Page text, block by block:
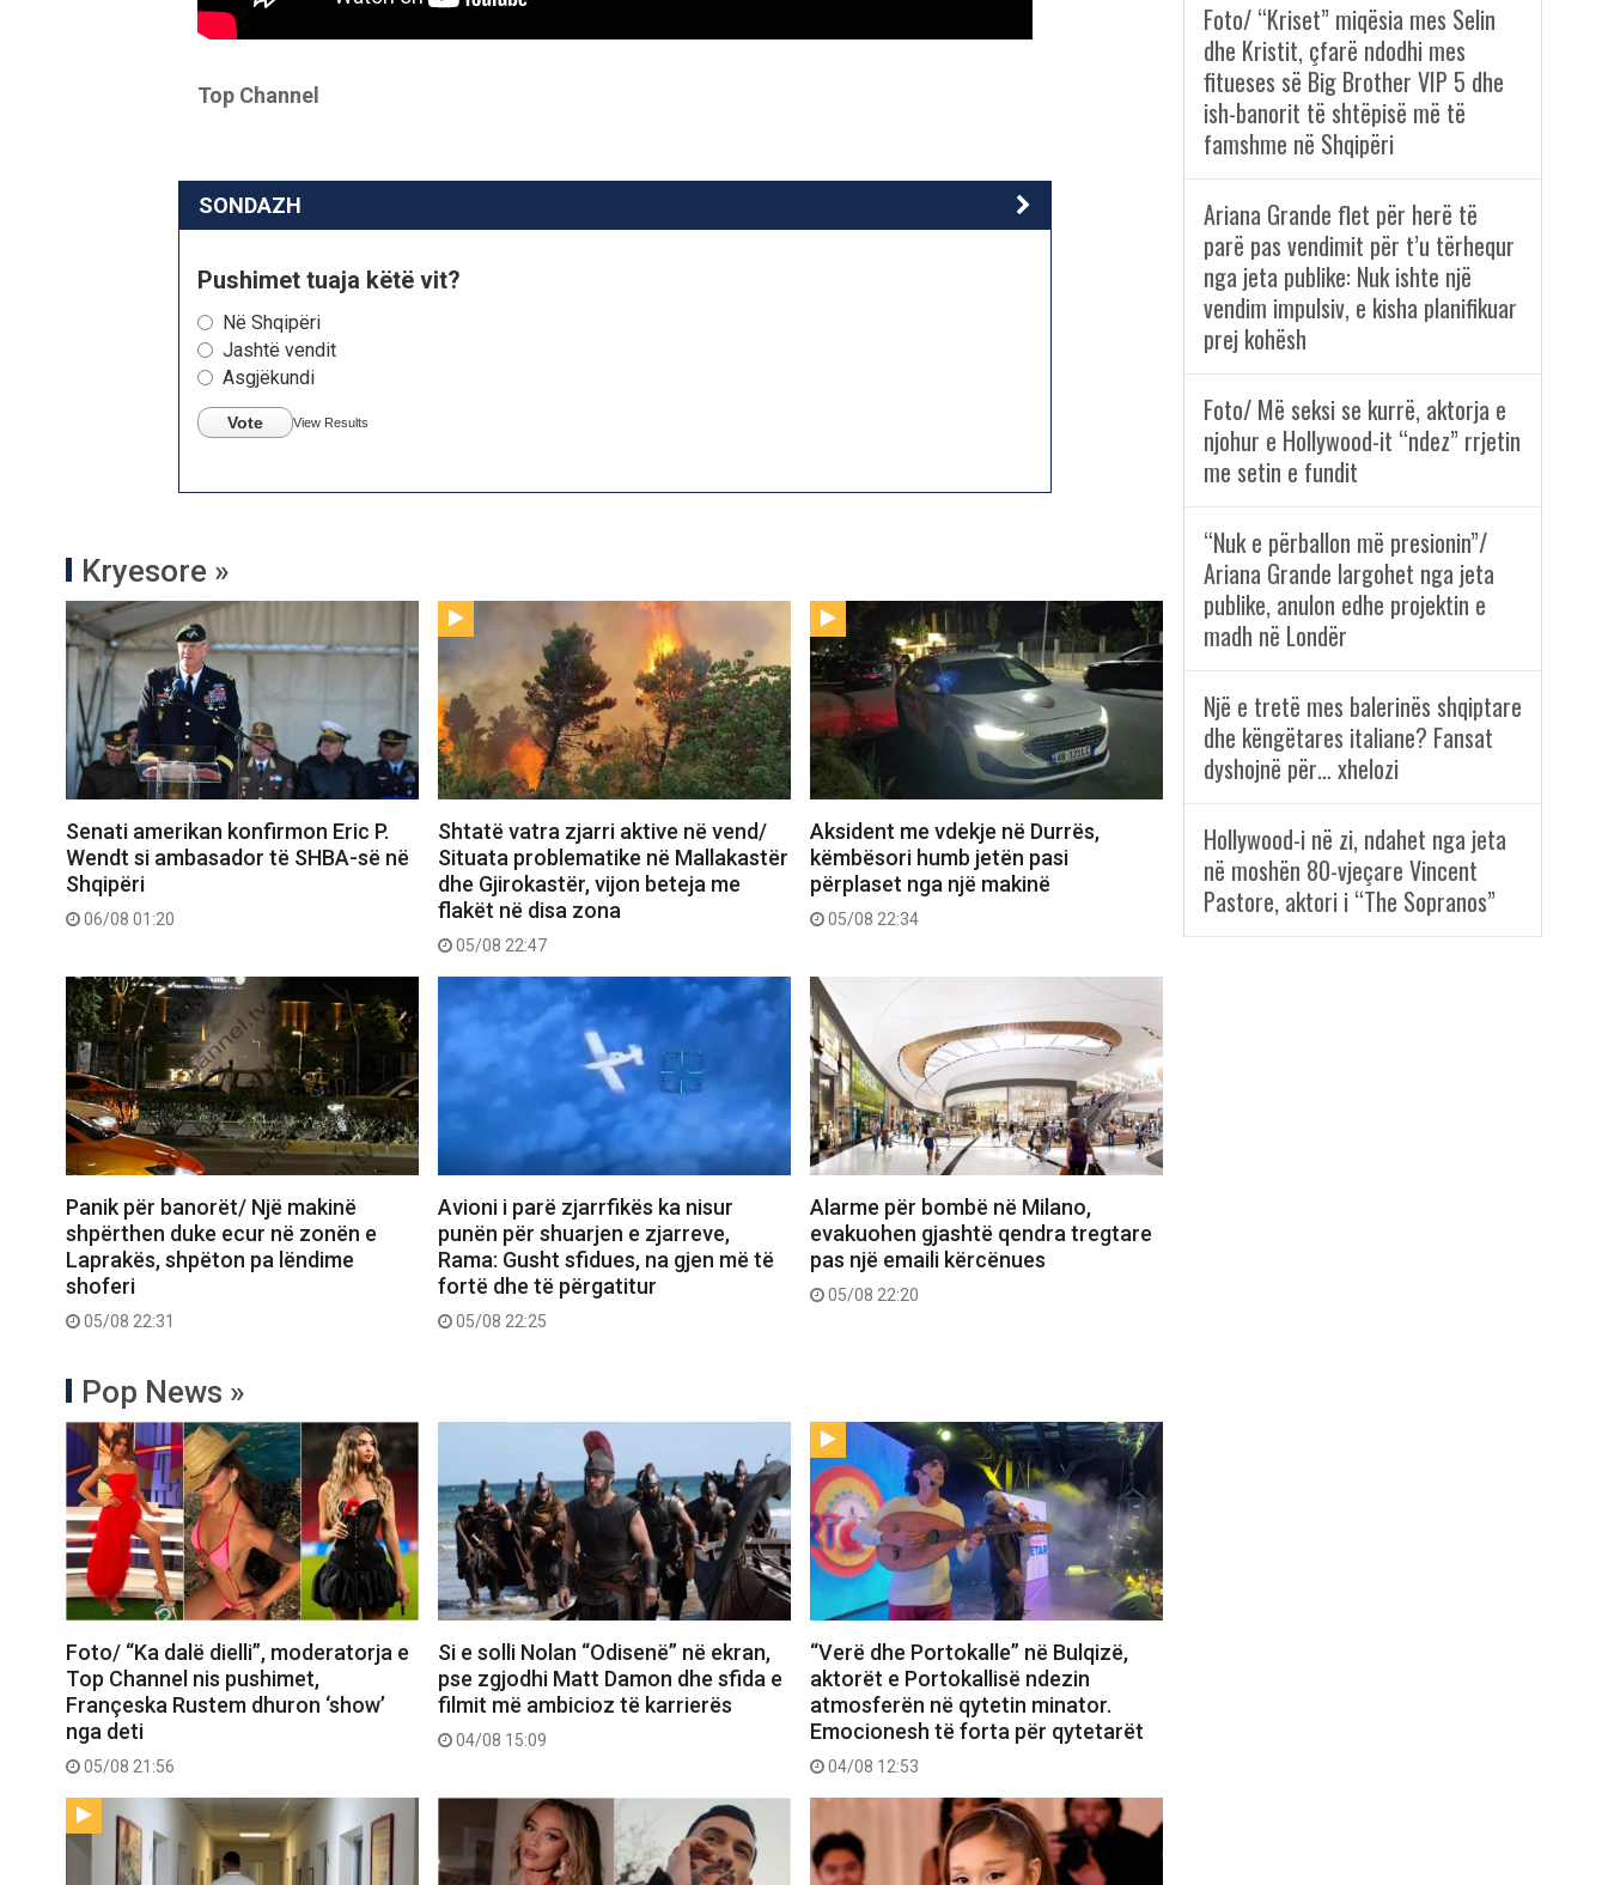
Top Channel
SONDAZH
Pushimet tuaja këtë vit?
Në Shqipëri
Jashtë vendit
Asgjëkundi
Vote View Results
Kryesore »
Senati amerikan konfirmon Eric P.
Wendt si ambasador të SHBA-së në
Shqipëri
06/08 01:20
Shtatë vatra zjarri aktive në vend/
Situata problematike në Mallakastër
dhe Gjirokastër, vijon beteja me
flakët në disa zona
05/08 22:47
Aksident me vdekje në Durrës,
këmbësori humb jetën pasi
përplaset nga një makinë
05/08 22:34
Panik për banorët/ Një makinë
shpërthen duke ecur në zonën e
Laprakës, shpëton pa lëndime
shoferi
05/08 22:31
Avioni i parë zjarrfikës ka nisur
punën për shuarjen e zjarreve,
Rama: Gusht sfidues, na gjen më të
fortë dhe të përgatitur
05/08 22:25
Alarme për bombë në Milano,
evakuohen gjashtë qendra tregtare
pas një emaili kërcënues
05/08 22:20
Pop News »
Foto/ “Ka dalë dielli”, moderatorja e
Top Channel nis pushimet,
Françeska Rustem dhuron ‘show’
nga deti
05/08 21:56
Si e solli Nolan “Odisenë” në ekran,
pse zgjodhi Matt Damon dhe sfida e
filmit më ambicioz të karrierës
04/08 15:09
“Verë dhe Portokalle” në Bulqizë,
aktorët e Portokallisë ndezin
atmosferën në qytetin minator.
Emocionesh të forta për qytetarët
04/08 12:53
Foto/ “Kriset” miqësia mes Selin
dhe Kristit, çfarë ndodhi mes
fitueses së Big Brother VIP 5 dhe
ish-banorit të shtëpisë më të
famshme në Shqipëri
Ariana Grande flet për herë të
parë pas vendimit për t’u tërhequr
nga jeta publike: Nuk ishte një
vendim impulsiv, e kisha planifikuar
prej kohësh
Foto/ Më seksi se kurrë, aktorja e
njohur e Hollywood-it “ndez” rrjetin
me setin e fundit
“Nuk e përballon më presionin”/
Ariana Grande largohet nga jeta
publike, anulon edhe projektin e
madh në Londër
Një e tretë mes balerinës shqiptare
dhe këngëtares italiane? Fansat
dyshojnë për… xhelozi
Hollywood-i në zi, ndahet nga jeta
në moshën 80-vjeçare Vincent
Pastore, aktori i “The Sopranos”